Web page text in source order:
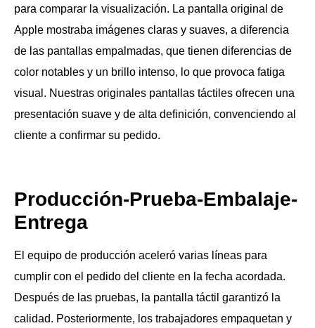
para comparar la visualización. La pantalla original de
Apple mostraba imágenes claras y suaves, a diferencia
de las pantallas empalmadas, que tienen diferencias de
color notables y un brillo intenso, lo que provoca fatiga
visual. Nuestras originales pantallas táctiles ofrecen una
presentación suave y de alta definición, convenciendo al
cliente a confirmar su pedido.
Producción-Prueba-Embalaje-
Entrega
El equipo de producción aceleró varias líneas para
cumplir con el pedido del cliente en la fecha acordada.
Después de las pruebas, la pantalla táctil garantizó la
calidad. Posteriormente, los trabajadores empaquetan y